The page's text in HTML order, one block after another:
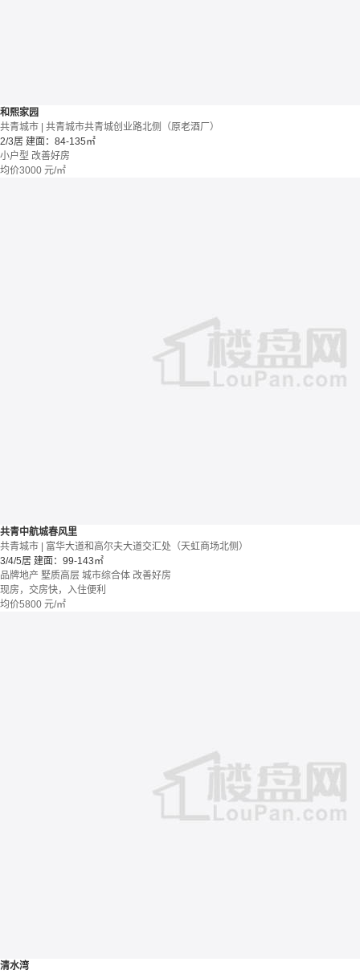
和熙家园
共青城市 | 共青城市共青城创业路北侧（原老酒厂）
2/3居 建面：84-135㎡
小户型 改善好房
均价3000 元/㎡
共青中航城春风里
共青城市 | 富华大道和高尔夫大道交汇处（天虹商场北侧）
3/4/5居 建面：99-143㎡
品牌地产 墅质高层 城市综合体 改善好房
现房，交房快，入住便利
均价5800 元/㎡
清水湾